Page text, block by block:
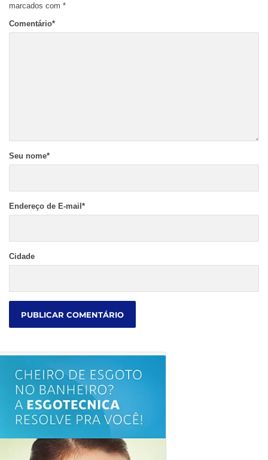
marcados com *
Comentário*
Seu nome*
Endereço de E-mail*
Cidade